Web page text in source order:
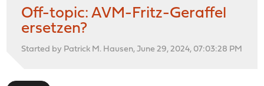
Off-topic: AVM-Fritz-Geraffel
ersetzen?
Started by Patrick M. Hausen, June 29, 2024, 07:03:28 PM